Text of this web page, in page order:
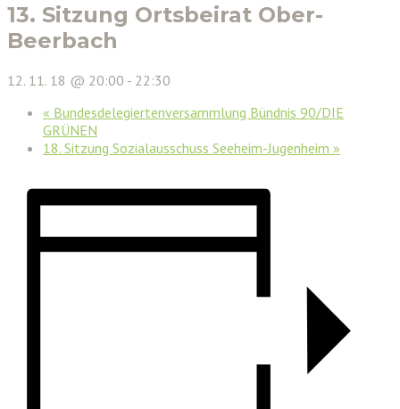
13. Sitzung Ortsbeirat Ober-
Beerbach
12. 11. 18 @ 20:00 - 22:30
« Bundesdelegiertenversammlung Bündnis 90/DIE
GRÜNEN
18. Sitzung Sozialausschuss Seeheim-Jugenheim »